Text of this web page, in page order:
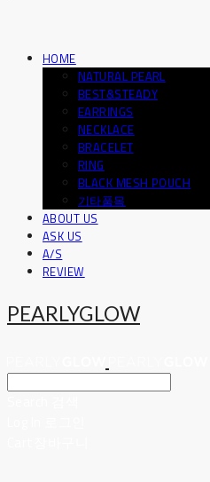
HOME
NATURAL PEARL
BEST&STEADY
EARRINGS
NECKLACE
BRACELET
RING
BLACK MESH POUCH
기타품목
ABOUT US
ASK US
A/S
REVIEW
PEARLYGLOW